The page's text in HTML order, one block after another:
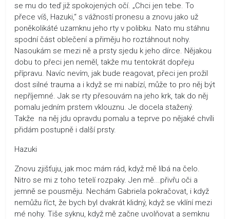
se mu do teď již spokojených očí. „Chci jen tebe. To
přece víš, Hazuki,“ s vážností pronesu a znovu jako už
poněkolikáté uzamknu jeho rty v polibku. Nato mu stáhnu
spodní část oblečení a přiměju ho roztáhnout nohy.
Nasoukám se mezi ně a prsty sjedu k jeho dírce. Nějakou
dobu to přeci jen neměl, takže mu tentokrát dopřeju
přípravu. Navíc nevím, jak bude reagovat, přeci jen prožil
dost silné trauma a i když se mi nabízí, může to pro něj být
nepříjemné. Jak se rty přesouvám na jeho krk, tak do něj
pomalu jedním prstem vklouznu. Je docela stažený.
Takže na něj jdu opravdu pomalu a teprve po nějaké chvíli
přidám postupně i další prsty.
Hazuki
Znovu zjišťuju, jak moc mám rád, když mě líbá na čelo.
Nitro se mi z toho tetelí rozpaky. Jen mě...přivřu oči a
jemně se pousměju. Nechám Gabriela pokračovat, i když
nemůžu říct, že bych byl dvakrát klidný, když se vklíní mezi
mé nohy. Tiše syknu, když mě začne uvolňovat a semknu